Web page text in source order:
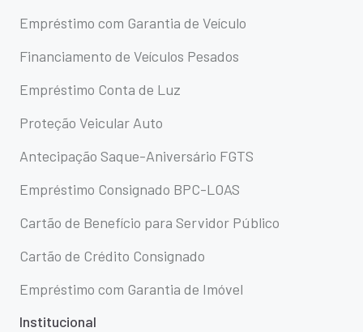
Empréstimo com Garantia de Veículo
Financiamento de Veículos Pesados
Empréstimo Conta de Luz
Proteção Veicular Auto
Antecipação Saque-Aniversário FGTS
Empréstimo Consignado BPC-LOAS
Cartão de Benefício para Servidor Público
Cartão de Crédito Consignado
Empréstimo com Garantia de Imóvel
Institucional